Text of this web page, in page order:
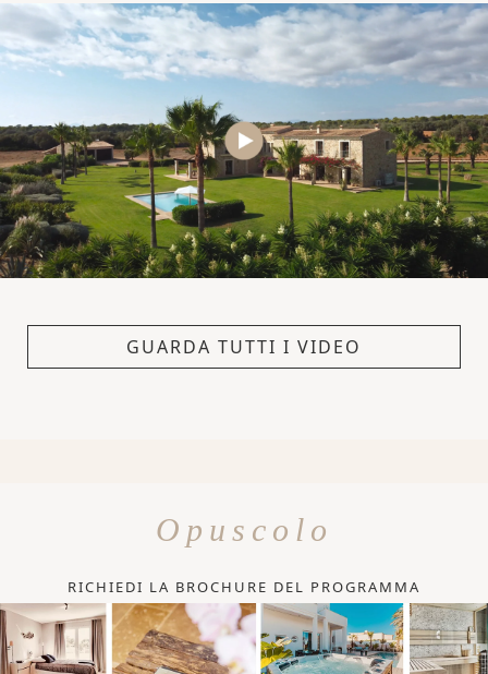
GUARDA TUTTI I VIDEO
Opuscolo
RICHIEDI LA BROCHURE DEL PROGRAMMA